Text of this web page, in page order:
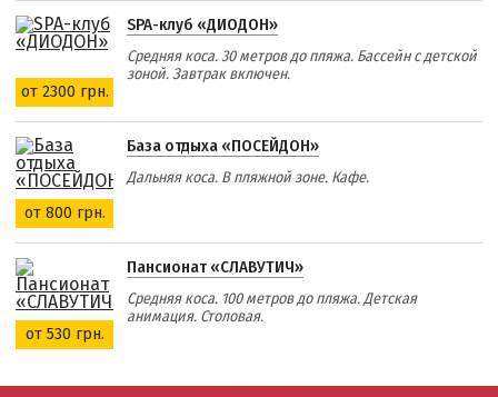
от 2300 грн.
SPA-клуб «ДИОДОН»
Средняя коса. 30 метров до пляжа. Бассейн с детской
зоной. Завтрак включен.
от 800 грн.
База отдыха «ПОСЕЙДОН»
Дальняя коса. В пляжной зоне. Кафе.
от 530 грн.
Пансионат «СЛАВУТИЧ»
Средняя коса. 100 метров до пляжа. Детская
анимация. Столовая.